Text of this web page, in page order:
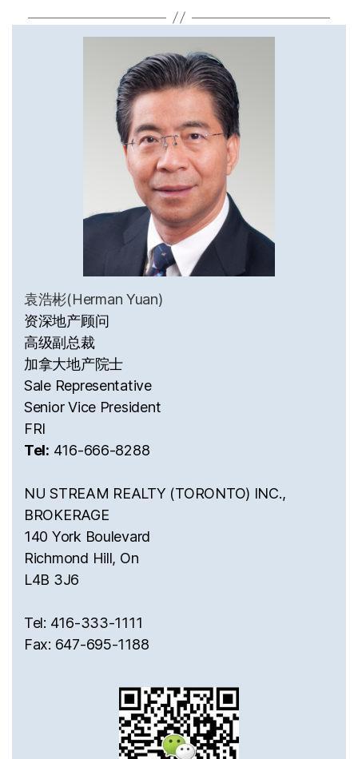
袁浩彬(Herman Yuan)
资深地产顾问
高级副总裁
加拿大地产院士
Sale Representative
Senior Vice President
FRI
Tel: 416-666-8288
NU STREAM REALTY (TORONTO) INC.,
BROKERAGE
140 York Boulevard
Richmond Hill, On
L4B 3J6
Tel: 416-333-1111
Fax: 647-695-1188